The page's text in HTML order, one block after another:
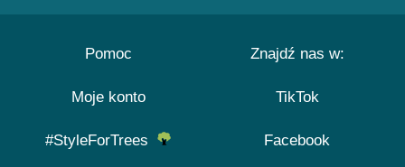
Pomoc
Moje konto
#StyleForTrees
Znajdź nas w:
TikTok
Facebook